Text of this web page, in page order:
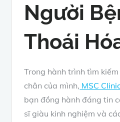
Người
Thoái
Trong hành trình tìm
chân của mình, MSC
bạn đồng hành đáng tin
sĩ giàu kinh nghiệm và